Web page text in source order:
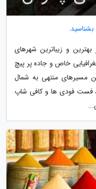
و زیباترین شهرهای
خاص و جاده پر پیچ
مسیرهای منتهی به شمال
فست فودی ها و کافی شاپ